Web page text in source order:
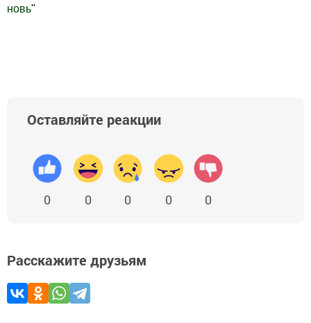
новь"
Оставляйте реакции
0 0 0 0 0
Расскажите друзьям